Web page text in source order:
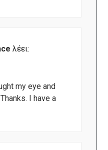
λέει:
my eye and
I have a